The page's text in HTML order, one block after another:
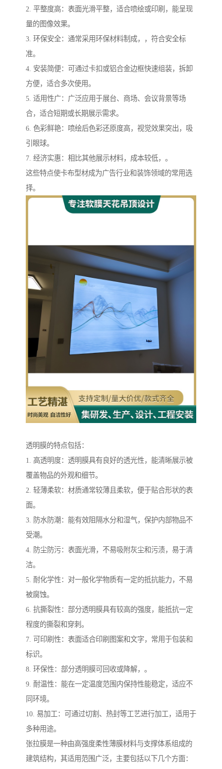
2. 平整度高：表面光滑平整，适合喷绘或印刷，能呈现
量的图像效果。
3. 环保安全：通常采用环保材料制成，，符合安全标
准。
4. 安装简便：可通过卡扣或铝合金边框快速组装，拆卸
方便，适合多次使用。
5. 适用性广：广泛应用于展台、商场、会议背景等场
合，适合短期或长期展示需求。
6. 色彩鲜艳：喷绘后色彩还原度高，视觉效果突出，吸
引眼球。
7. 经济实惠：相比其他展示材料，成本较低，。
这些特点使卡布型材成为广告行业和装饰领域的常用选
择。
透明膜的特点包括：
1. 高透明度：透明膜具有良好的透光性，能清晰展示被
覆盖物品的外观和细节。
2. 轻薄柔软：材质通常较薄且柔软，便于贴合形状的表
面。
3. 防水防潮：能有效阻隔水分和湿气，保护内部物品不
受潮。
4. 防尘防污：表面光滑，不易吸附灰尘和污渍，易于清
洁。
5. 耐化学性：对一般化学物质有一定的抵抗能力，不易
被腐蚀。
6. 抗撕裂性：部分透明膜具有较高的强度，能抵抗一定
程度的撕裂和穿刺。
7. 可印刷性：表面适合印刷图案和文字，常用于包装和
标识。
8. 环保性：部分透明膜可回收或降解，。
9. 耐温性：能在一定温度范围内保持性能稳定，适应不
同环境。
10. 易加工：可通过切割、热封等工艺进行加工，适用于
多种用途。
张拉膜是一种由高强度柔性薄膜材料与支撑体系组成的
建筑结构，其适用范围广泛，主要包括以下几个方面：